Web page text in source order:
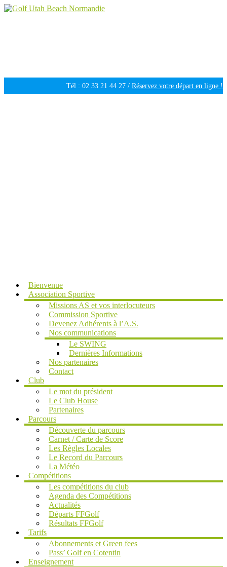
Tél : 02 33 21 44 27 / Réservez votre départ en ligne !
Bienvenue
Association Sportive
Missions AS et vos interlocuteurs
Commission Sportive
Devenez Adhérents à l’A.S.
Nos communications
Le SWING
Dernières Informations
Nos partenaires
Contact
Club
Le mot du président
Le Club House
Partenaires
Parcours
Découverte du parcours
Carnet / Carte de Score
Les Règles Locales
Le Record du Parcours
La Météo
Compétitions
Les compétitions du club
Agenda des Compétitions
Actualités
Départs FFGolf
Résultats FFGolf
Tarifs
Abonnements et Green fees
Pass’ Golf en Cotentin
Enseignement